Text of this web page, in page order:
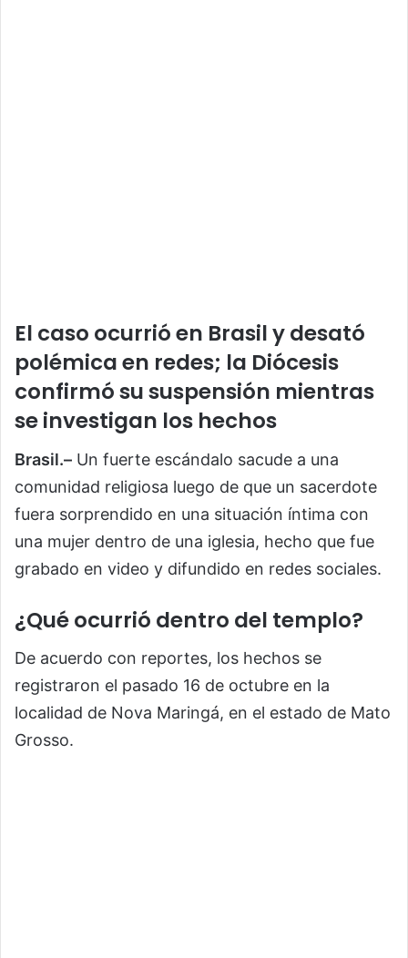
El caso ocurrió en Brasil y desató
polémica en redes; la Diócesis
confirmó su suspensión mientras
se investigan los hechos
Brasil.– Un fuerte escándalo sacude a una
comunidad religiosa luego de que un sacerdote
fuera sorprendido en una situación íntima con
una mujer dentro de una iglesia, hecho que fue
grabado en video y difundido en redes sociales.
¿Qué ocurrió dentro del templo?
De acuerdo con reportes, los hechos se
registraron el pasado 16 de octubre en la
localidad de Nova Maringá, en el estado de Mato
Grosso.